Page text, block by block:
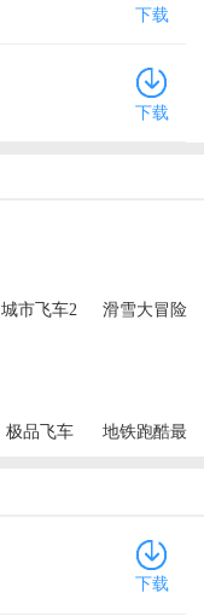
下载
下载
城市飞车2 滑雪大冒险
极品飞车
地铁跑酷最
下载